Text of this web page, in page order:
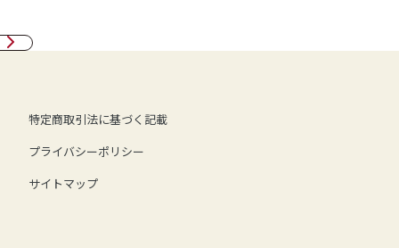
特定商取引法に基づく記載
プライバシーポリシー
サイトマップ